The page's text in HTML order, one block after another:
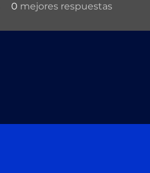
0 mejores respuestas